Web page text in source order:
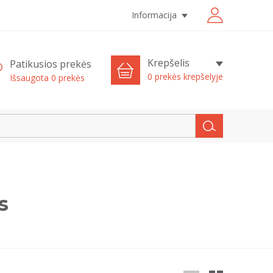
Informacija
Patikusios prekės
Išsaugota 0 prekės
Krepšelis
0 prekės krepšelyje